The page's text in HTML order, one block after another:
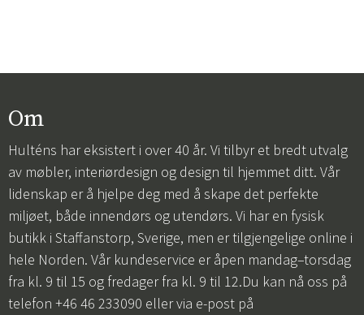
Om
Hulténs har eksistert i over 40 år. Vi tilbyr et bredt utvalg
av møbler, interiørdesign og design til hjemmet ditt. Vår
lidenskap er å hjelpe deg med å skape det perfekte
miljøet, både innendørs og utendørs. Vi har en fysisk
butikk i Staffanstorp, Sverige, men er tilgjengelige online i
hele Norden. Vår kundeservice er åpen mandag–torsdag
fra kl. 9 til 15 og fredager fra kl. 9 til 12.Du kan nå oss på
telefon +46 46 233090 eller via e-post på